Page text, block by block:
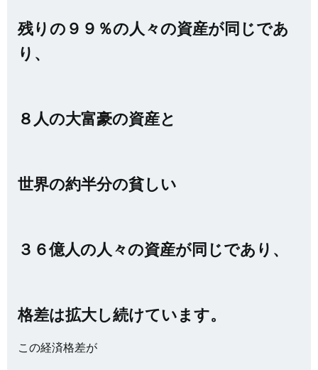
残りの９９％の人々の資産が同じであ
り、
８人の大富豪の資産と
世界の約半分の貧しい
３６億人の人々の資産が同じであり、
格差は拡大し続けています。
この経済格差が